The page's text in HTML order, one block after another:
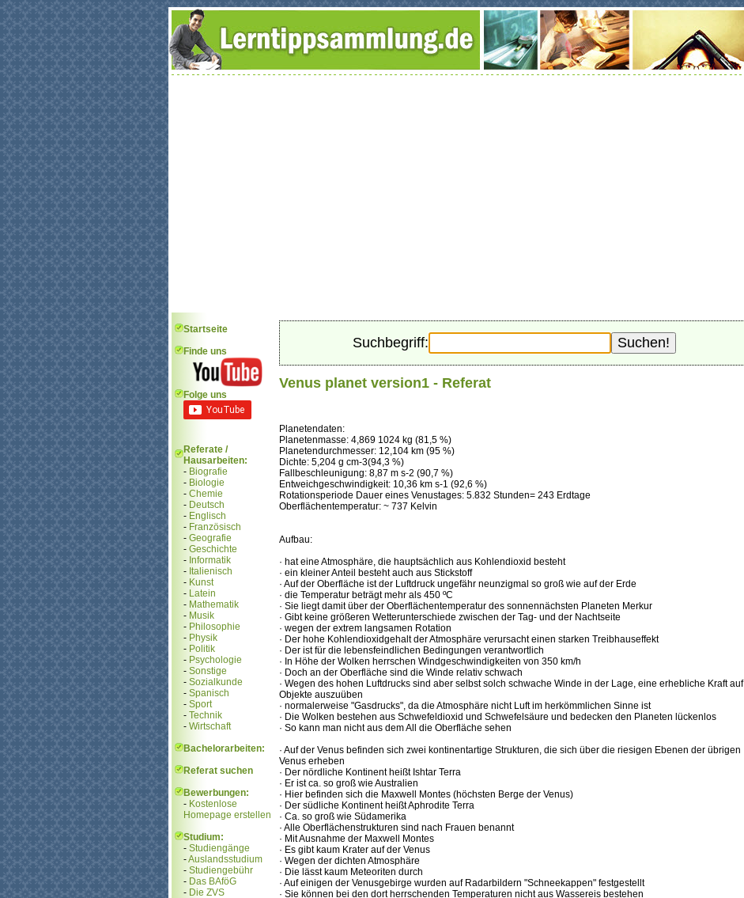
Startseite
Finde uns
Folge uns
Referate /
Hausarbeiten:
- Biografie
- Biologie
- Chemie
- Deutsch
- Englisch
- Französisch
- Geografie
- Geschichte
- Informatik
- Italienisch
- Kunst
- Latein
- Mathematik
- Musik
- Philosophie
- Physik
- Politik
- Psychologie
- Sonstige
- Sozialkunde
- Spanisch
- Sport
- Technik
- Wirtschaft
Bachelorarbeiten:
Referat suchen
Bewerbungen:
- Kostenlose
Homepage erstellen
Studium:
- Studiengänge
-Auslandsstudium
- Studiengebühr
- Das BAföG
- Die ZVS
Suchbegriff:
Venus planet version1 - Referat
Planetendaten:
Planetenmasse: 4,869 1024 kg (81,5 %)
Planetendurchmesser: 12,104 km (95 %)
Dichte: 5,204 g cm-3(94,3 %)
Fallbeschleunigung: 8,87 m s-2 (90,7 %)
Entweichgeschwindigkeit: 10,36 km s-1 (92,6 %)
Rotationsperiode Dauer eines Venustages: 5.832 Stunden= 243 Erdtage
Oberflächentemperatur: ~ 737 Kelvin
Aufbau:
· hat eine Atmosphäre, die hauptsächlich aus Kohlendioxid besteht
· ein kleiner Anteil besteht auch aus Stickstoff
· Auf der Oberfläche ist der Luftdruck ungefähr neunzigmal so groß wie auf der Erde
· die Temperatur beträgt mehr als 450 ºC
· Sie liegt damit über der Oberflächentemperatur des sonnennächsten Planeten Merkur
· Gibt keine größeren Wetterunterschiede zwischen der Tag- und der Nachtseite
· wegen der extrem langsamen Rotation
· Der hohe Kohlendioxidgehalt der Atmosphäre verursacht einen starken Treibhauseffekt
· Der ist für die lebensfeindlichen Bedingungen verantwortlich
· In Höhe der Wolken herrschen Windgeschwindigkeiten von 350 km/h
· Doch an der Oberfläche sind die Winde relativ schwach
· Wegen des hohen Luftdrucks sind aber selbst solch schwache Winde in der Lage, eine erhebliche Kraft auf
Objekte auszuüben
· normalerweise "Gasdrucks", da die Atmosphäre nicht Luft im herkömmlichen Sinne ist
· Die Wolken bestehen aus Schwefeldioxid und Schwefelsäure und bedecken den Planeten lückenlos
· So kann man nicht aus dem All die Oberfläche sehen
· Auf der Venus befinden sich zwei kontinentartige Strukturen, die sich über die riesigen Ebenen der übrigen
Venus erheben
· Der nördliche Kontinent heißt Ishtar Terra
· Er ist ca. so groß wie Australien
· Hier befinden sich die Maxwell Montes (höchsten Berge der Venus)
· Der südliche Kontinent heißt Aphrodite Terra
· Ca. so groß wie Südamerika
· Alle Oberflächenstrukturen sind nach Frauen benannt
· Mit Ausnahme der Maxwell Montes
· Es gibt kaum Krater auf der Venus
· Wegen der dichten Atmosphäre
· Die lässt kaum Meteoriten durch
· Auf einigen der Venusgebirge wurden auf Radarbildern "Schneekappen" festgestellt
· Sie können bei den dort herrschenden Temperaturen nicht aus Wassereis bestehen